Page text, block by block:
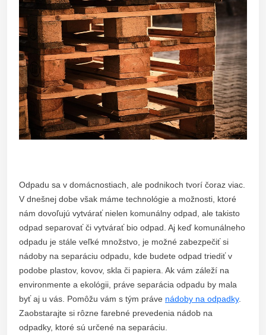
Odpadu sa v domácnostiach, ale podnikoch tvorí čoraz viac.
V dnešnej dobe však máme technológie a možnosti, ktoré
nám dovoľujú vytvárať nielen komunálny odpad, ale takisto
odpad separovať či vytvárať bio odpad. Aj keď komunálneho
odpadu je stále veľké množstvo, je možné zabezpečiť si
nádoby na separáciu odpadu, kde budete odpad triediť v
podobe plastov, kovov, skla či papiera. Ak vám záleží na
environmente a ekológii, práve separácia odpadu by mala
byť aj u vás. Pomôžu vám s tým práve nádoby na odpadky.
Zaobstarajte si rôzne farebné prevedenia nádob na
odpadky, ktoré sú určené na separáciu.